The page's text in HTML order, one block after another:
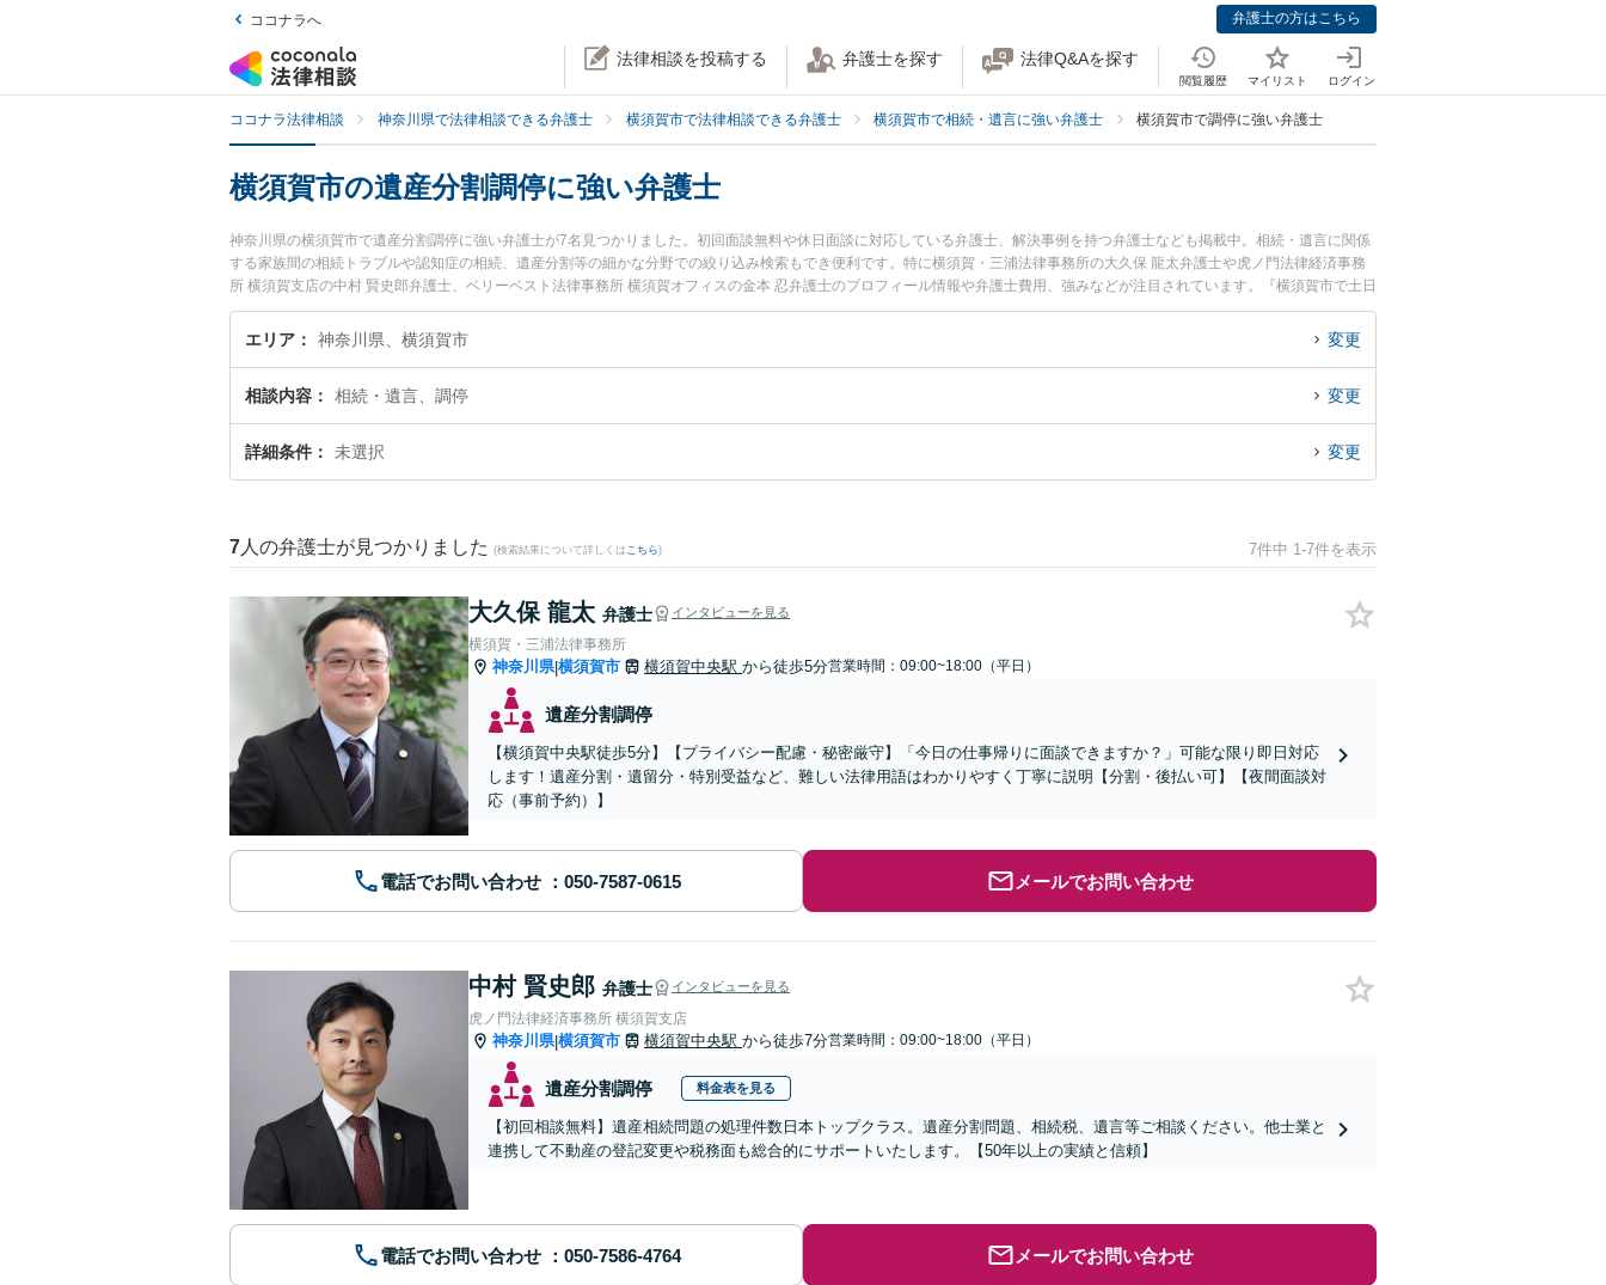
ココナラへ 弁護士の方はこちら
法律相談を投稿する 弁護士を探す 法律Q&Aを探す
閲覧履歴 マイリスト ログイン
ココナラ法律相談 神奈川県で法律相談できる弁護士 横須賀市で法律相談できる弁護士 横須賀市で相続・遺言に強い弁護士 横須賀市で調停に強い弁護士
横須賀市の遺産分割調停に強い弁護士
神奈川県の横須賀市で遺産分割調停に強い弁護士が7名見つかりました。初回面談無料や休日面談に対応している弁護士、解決事例を持つ弁護士なども掲載中。相続・遺言に関係
する家族間の相続トラブルや認知症の相続、遺産分割等の細かな分野での絞り込み検索もでき便利です。特に横須賀・三浦法律事務所の大久保 龍太弁護士や虎ノ門法律経済事務
所 横須賀支店の中村 賢史郎弁護士、ベリーベスト法律事務所 横須賀オフィスの金本 忍弁護士のプロフィール情報や弁護士費用、強みなどが注目されています。『横須賀市で土日
や夜間に発生した遺産分割調停のトラブルを今すぐに弁護士に相談したい』『遺産分割調停のトラブル解決の実績豊富な近くの弁護士を検索したい』『初回相談無料で遺産分割調
停を法律相談できる横須賀市内の弁護士に相談予約したい』などでお困りの相談者さんにおすすめです。
エリア 神奈川県、横須賀市 変更
相談内容 相続・遺言、調停 変更
詳細条件 未選択 変更
7 人の弁護士が見つかりました (検索結果について詳しくは こちら) 7件中 1-7件を表示
大久保 龍太 弁護士 インタビューを見る
横須賀・三浦法律事務所
神奈川県|横須賀市 横須賀中央駅 から徒歩5分営業時間：09:00~18:00（平日）
遺産分割調停
【横須賀中央駅徒歩5分】【プライバシー配慮・秘密厳守】「今日の仕事帰りに面談できますか？」可能な限り即日対応
します！遺産分割・遺留分・特別受益など、難しい法律用語はわかりやすく丁寧に説明【分割・後払い可】【夜間面談対
応（事前予約）】
電話でお問い合わせ メールでお問い合わせ
中村 賢史郎 弁護士 インタビューを見る
虎ノ門法律経済事務所 横須賀支店
神奈川県|横須賀市 横須賀中央駅 から徒歩7分営業時間：09:00~18:00（平日）
遺産分割調停 料金表を見る
【初回相談無料】遺産相続問題の処理件数日本トップクラス。遺産分割問題、相続税、遺言等ご相談ください。他士業と
連携して不動産の登記変更や税務面も総合的にサポートいたします。【50年以上の実績と信頼】
電話でお問い合わせ メールでお問い合わせ